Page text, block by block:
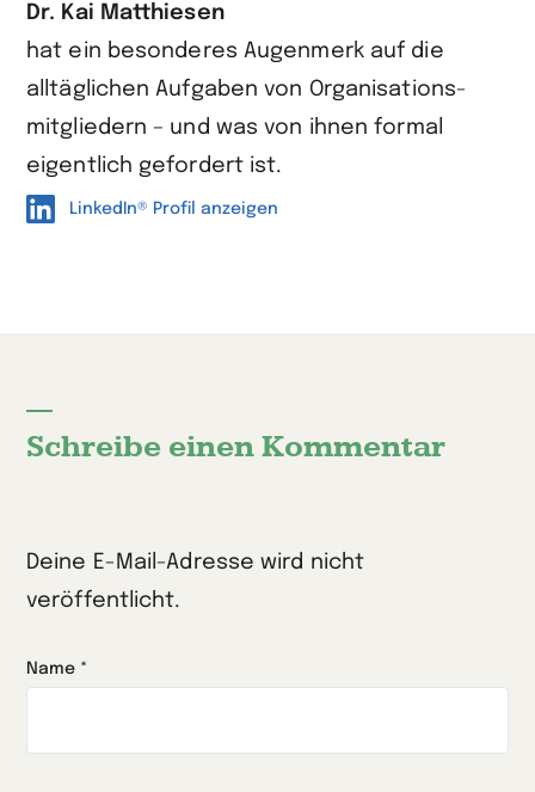
Dr. Kai Matthiesen
hat ein besonderes Augen­merk auf die
alltäglichen Aufgaben von Organisations­
mitgliedern – und was von ihnen formal
eigentlich gefordert ist.
LinkedIn® Profil anzeigen
Schreibe einen Kommentar
Deine E-Mail-Adresse wird nicht
veröffentlicht.
Name *